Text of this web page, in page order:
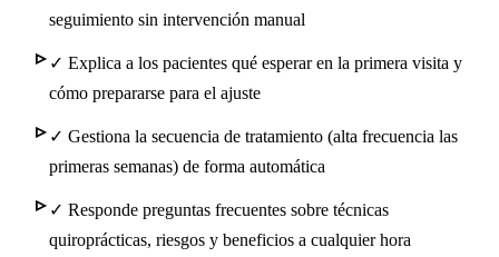
seguimiento sin intervención manual
✓ Explica a los pacientes qué esperar en la primera visita y
cómo prepararse para el ajuste
✓ Gestiona la secuencia de tratamiento (alta frecuencia las
primeras semanas) de forma automática
✓ Responde preguntas frecuentes sobre técnicas
quiroprácticas, riesgos y beneficios a cualquier hora